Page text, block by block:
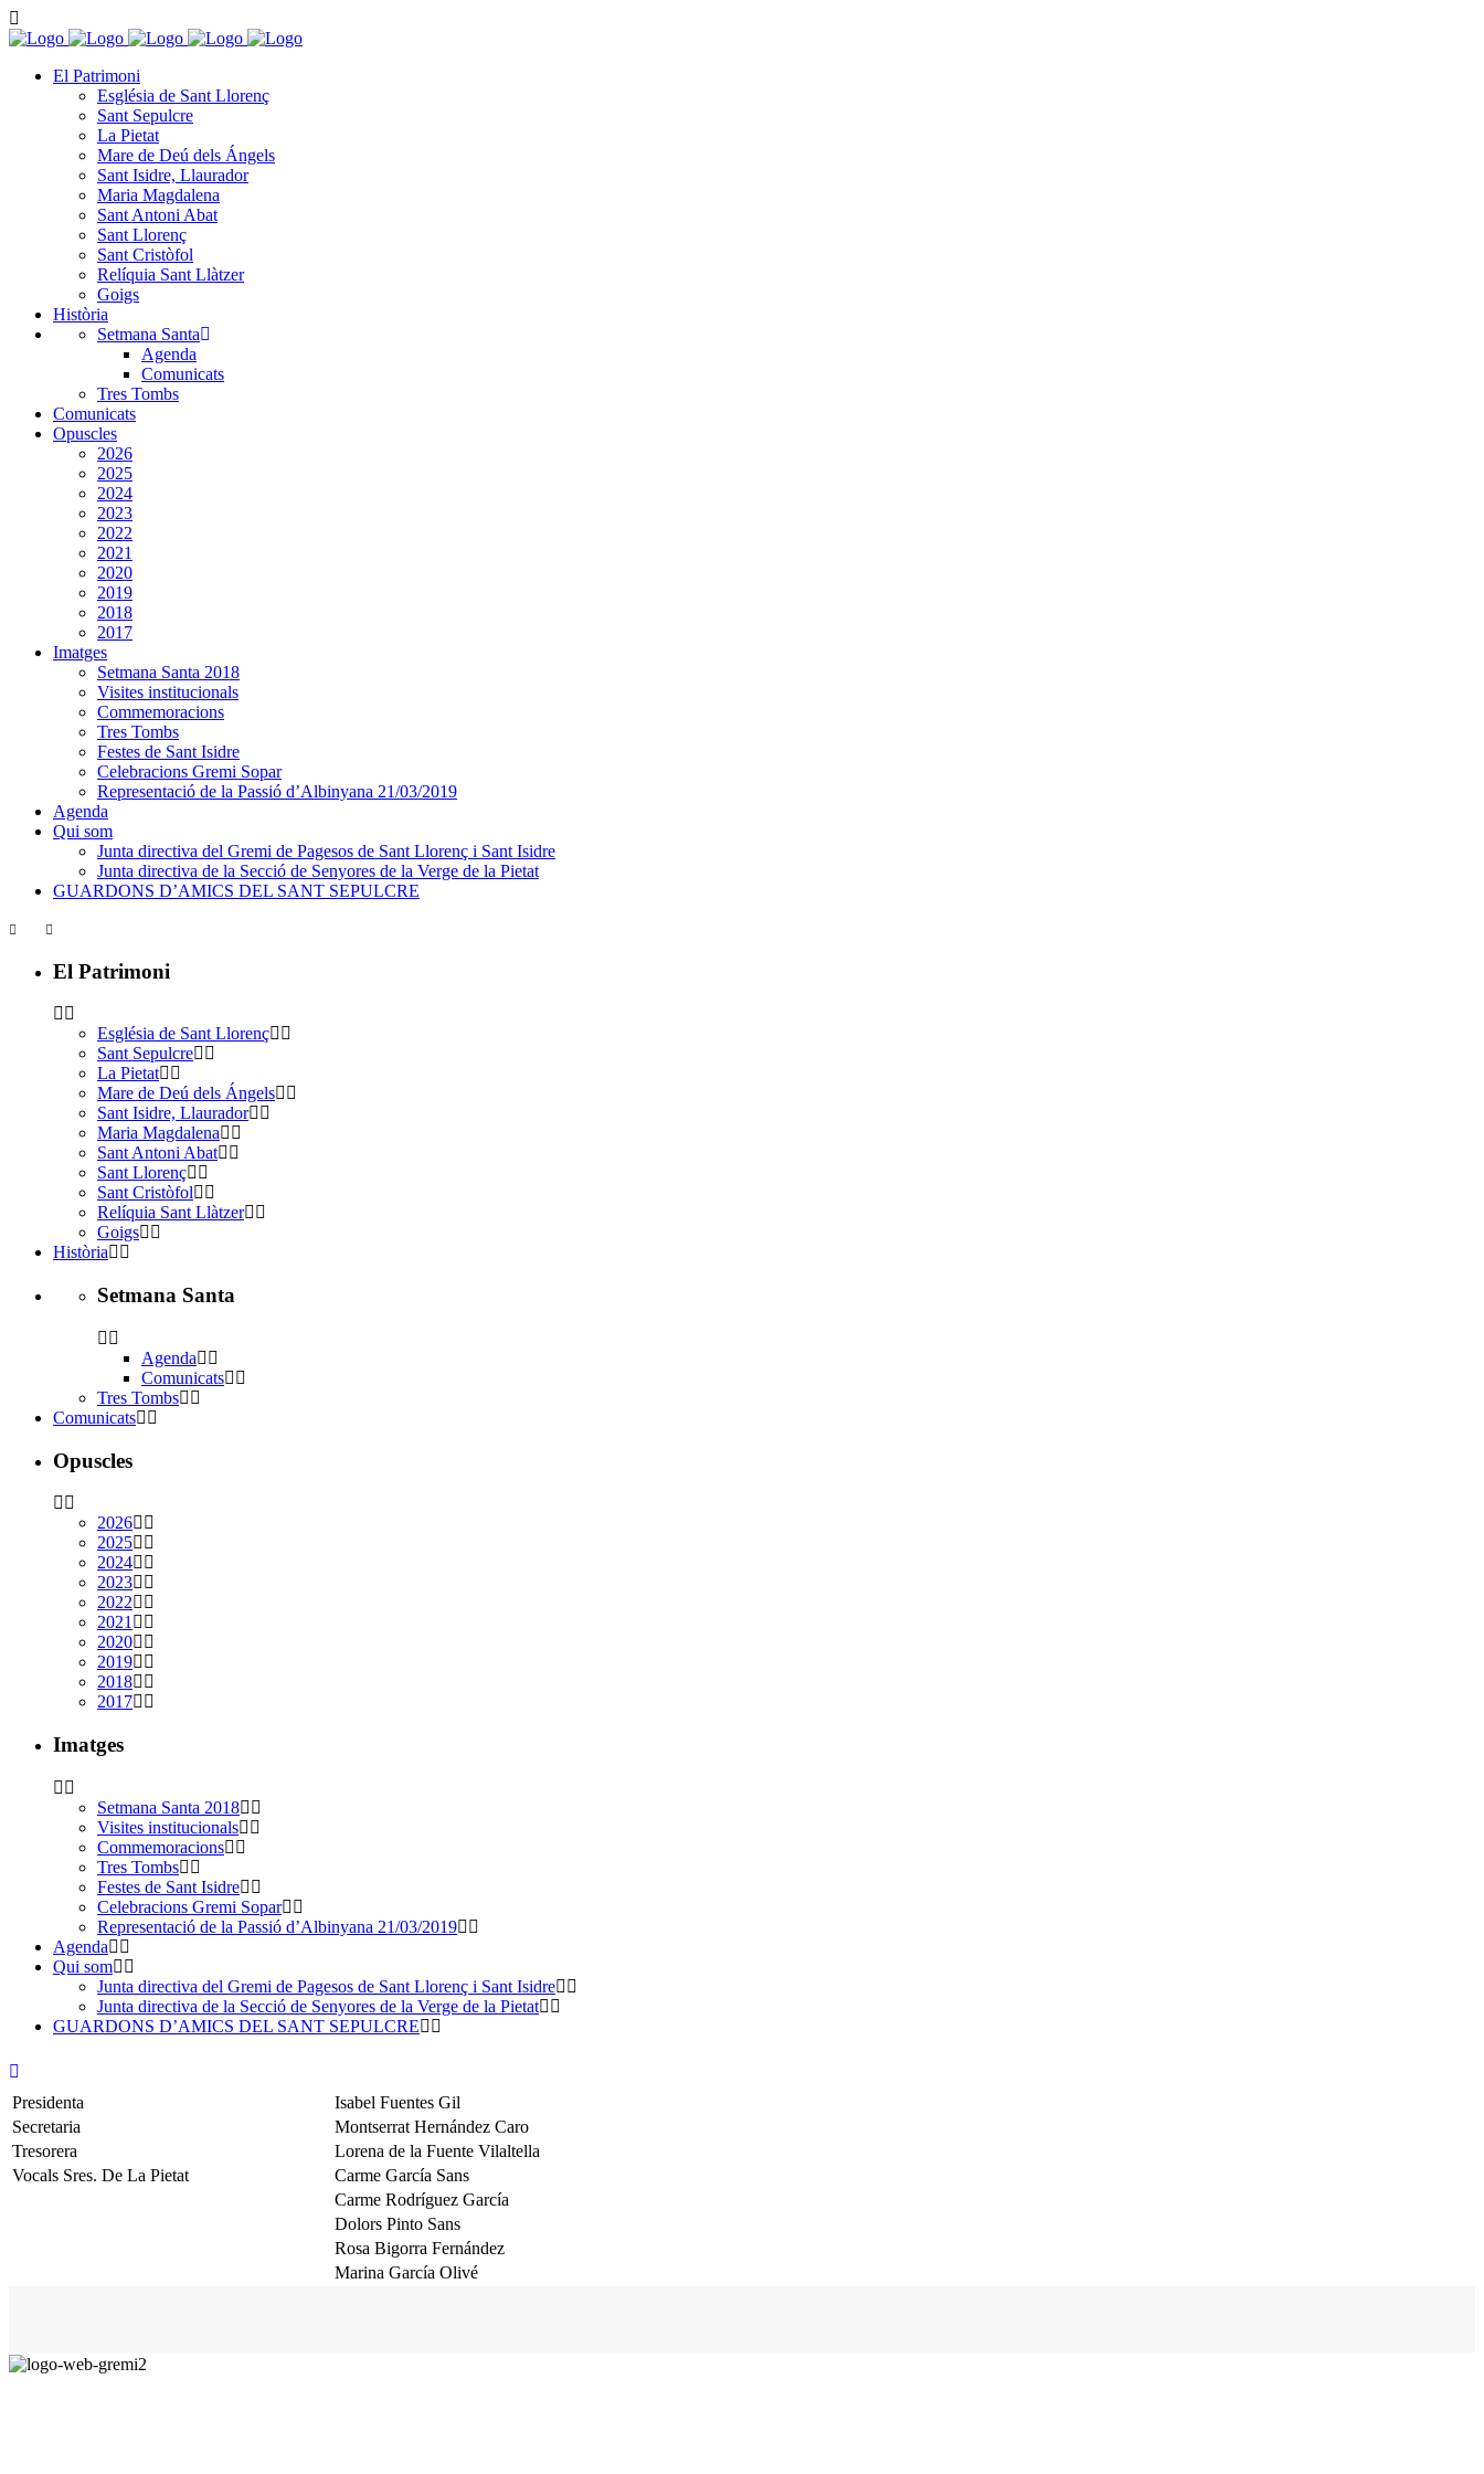
El Patrimoni
Església de Sant Llorenç
Sant Sepulcre
La Pietat
Mare de Deú dels Ángels
Sant Isidre, Llaurador
Maria Magdalena
Sant Antoni Abat
Sant Llorenç
Sant Cristòfol
Relíquia Sant Llàtzer
Goigs
Història
Setmana Santa
Agenda
Comunicats
Tres Tombs
Comunicats
Opuscles
2026
2025
2024
2023
2022
2021
2020
2019
2018
2017
Imatges
Setmana Santa 2018
Visites institucionals
Commemoracions
Tres Tombs
Festes de Sant Isidre
Celebracions Gremi Sopar
Representació de la Passió d’Albinyana 21/03/2019
Agenda
Qui som
Junta directiva del Gremi de Pagesos de Sant Llorenç i Sant Isidre
Junta directiva de la Secció de Senyores de la Verge de la Pietat
GUARDONS D’AMICS DEL SANT SEPULCRE
El Patrimoni
Església de Sant Llorenç
Sant Sepulcre
La Pietat
Mare de Deú dels Ángels
Sant Isidre, Llaurador
Maria Magdalena
Sant Antoni Abat
Sant Llorenç
Sant Cristòfol
Relíquia Sant Llàtzer
Goigs
Història
Setmana Santa
Agenda
Comunicats
Tres Tombs
Comunicats
Opuscles
2026
2025
2024
2023
2022
2021
2020
2019
2018
2017
Imatges
Setmana Santa 2018
Visites institucionals
Commemoracions
Tres Tombs
Festes de Sant Isidre
Celebracions Gremi Sopar
Representació de la Passió d’Albinyana 21/03/2019
Agenda
Qui som
Junta directiva del Gremi de Pagesos de Sant Llorenç i Sant Isidre
Junta directiva de la Secció de Senyores de la Verge de la Pietat
GUARDONS D’AMICS DEL SANT SEPULCRE
Presidenta
Isabel Fuentes Gil
Secretaria
Montserrat Hernández Caro
Tresorera
Lorena de la Fuente Vilaltella
Vocals Sres. De La Pietat
Carme García Sans
Carme Rodríguez García
Dolors Pinto Sans
Rosa Bigorra Fernández
Marina García Olivé